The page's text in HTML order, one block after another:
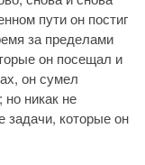
пути он постиг
за пределами
он посещал и
он сумел
никак не
задачи, которые он